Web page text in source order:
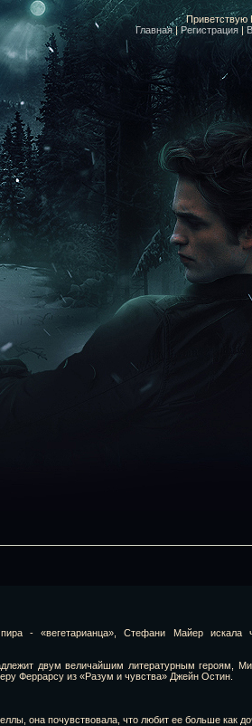
Приветствую
Главная|Регистрация |
- «вегетарианца», Стефани Майер искала
двум величайшим литературным героям,
Феррарсу из «Разум и чувства» Джейн Остин.
она почувствовала, что любит ее больше как